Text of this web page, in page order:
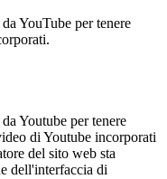
YouTube per tenere
Youtube per tenere
di Youtube incorporati
del sito web sta
dell'interfaccia di